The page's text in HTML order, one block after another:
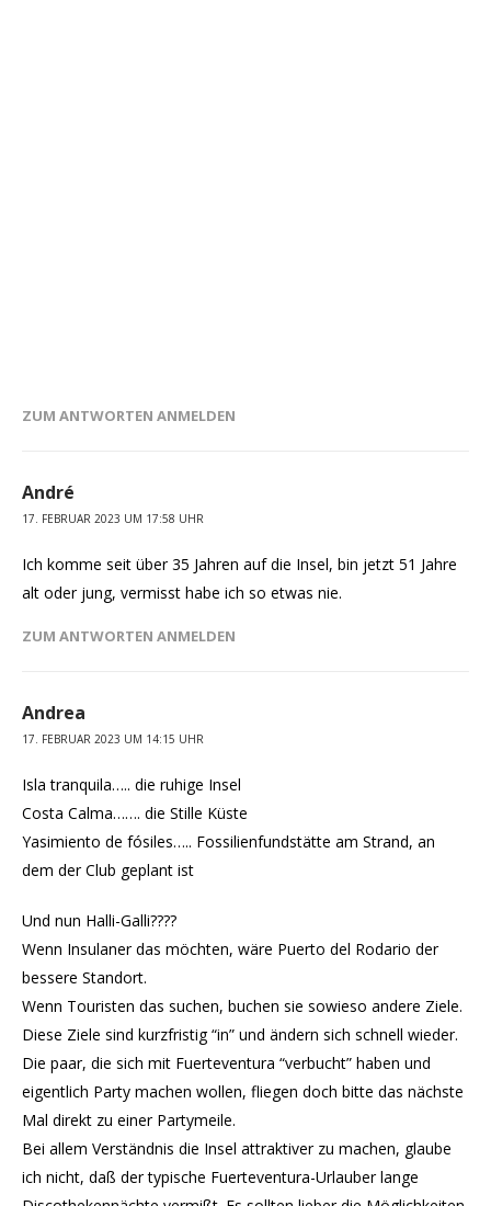
ZUM ANTWORTEN ANMELDEN
André
17. FEBRUAR 2023 UM 17:58 UHR
Ich komme seit über 35 Jahren auf die Insel, bin jetzt 51 Jahre
alt oder jung, vermisst habe ich so etwas nie.
ZUM ANTWORTEN ANMELDEN
Andrea
17. FEBRUAR 2023 UM 14:15 UHR
Isla tranquila….. die ruhige Insel
Costa Calma……. die Stille Küste
Yasimiento de fósiles….. Fossilienfundstätte am Strand, an
dem der Club geplant ist
Und nun Halli-Galli????
Wenn Insulaner das möchten, wäre Puerto del Rodario der
bessere Standort.
Wenn Touristen das suchen, buchen sie sowieso andere Ziele.
Diese Ziele sind kurzfristig “in” und ändern sich schnell wieder.
Die paar, die sich mit Fuerteventura “verbucht” haben und
eigentlich Party machen wollen, fliegen doch bitte das nächste
Mal direkt zu einer Partymeile.
Bei allem Verständnis die Insel attraktiver zu machen, glaube
ich nicht, daß der typische Fuerteventura-Urlauber lange